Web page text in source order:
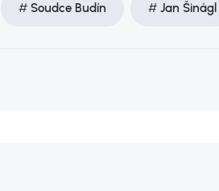
Soudce Budín Jan Šinágl